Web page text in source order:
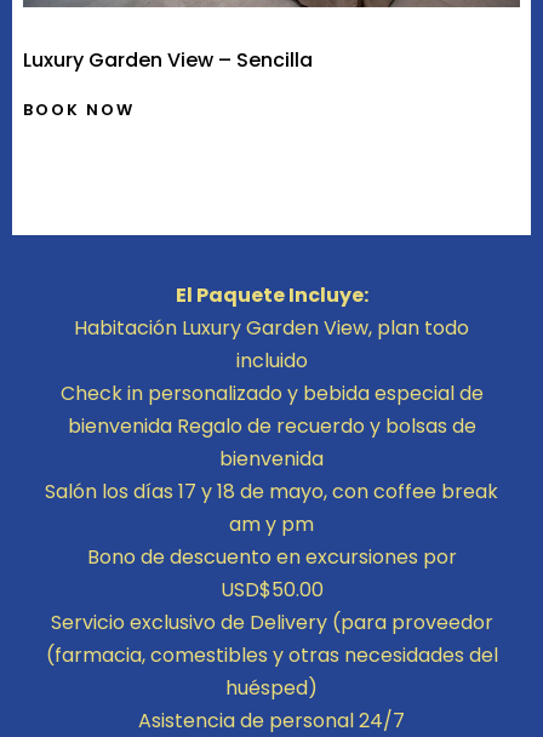
Luxury Garden View – Sencilla
BOOK NOW
El Paquete Incluye:
Habitación Luxury Garden View, plan todo
incluido
Check in personalizado y bebida especial de
bienvenida Regalo de recuerdo y bolsas de
bienvenida
Salón los días 17 y 18 de mayo, con coffee break
am y pm
Bono de descuento en excursiones por
USD$50.00
Servicio exclusivo de Delivery (para proveedor
(farmacia, comestibles y otras necesidades del
huésped)
Asistencia de personal 24/7